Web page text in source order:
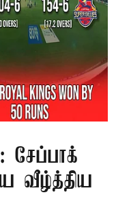
சேப்பாக்
வீழ்த்திய